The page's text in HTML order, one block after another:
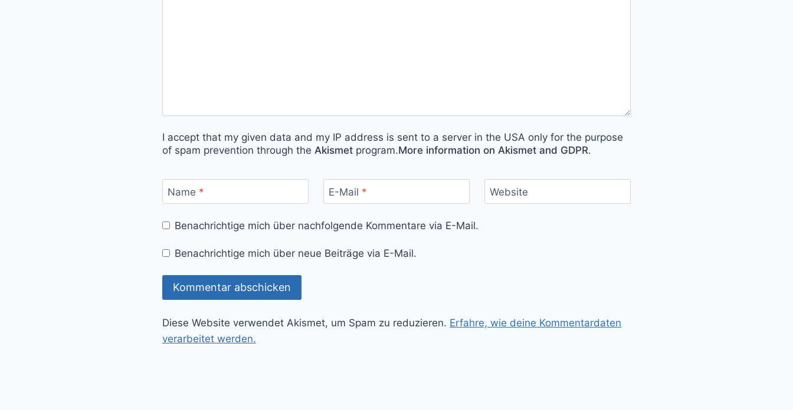
I accept that my given data and my IP address is sent to a server in the USA only for the purpose
of spam prevention through the Akismet program.More information on Akismet and GDPR.
Name * E-Mail * Website
Benachrichtige mich über nachfolgende Kommentare via E-Mail.
Benachrichtige mich über neue Beiträge via E-Mail.
Diese Website verwendet Akismet, um Spam zu reduzieren. Erfahre, wie deine Kommentardaten
verarbeitet werden.